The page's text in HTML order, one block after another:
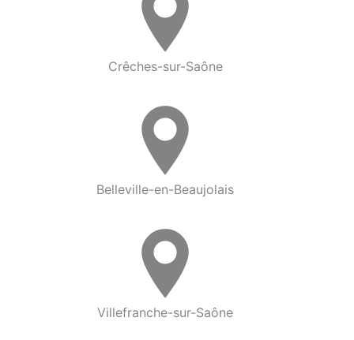
Crêches-sur-Saône
Belleville-en-Beaujolais
Villefranche-sur-Saône